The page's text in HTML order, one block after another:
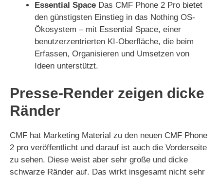
Essential Space Das CMF Phone 2 Pro bietet
den günstigsten Einstieg in das Nothing OS-
Ökosystem – mit Essential Space, einer
benutzerzentrierten KI-Oberfläche, die beim
Erfassen, Organisieren und Umsetzen von
Ideen unterstützt.
Presse-Render zeigen dicke
Ränder
CMF hat Marketing Material zu den neuen CMF Phone
2 pro veröffentlicht und darauf ist auch die Vorderseite
zu sehen. Diese weist aber sehr große und dicke
schwarze Ränder auf. Das wirkt insgesamt nicht sehr